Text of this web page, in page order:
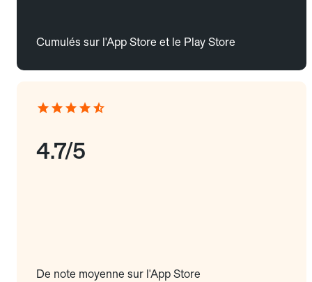
Cumulés sur l'App Store et le Play Store
4.7/5
De note moyenne sur l'App Store